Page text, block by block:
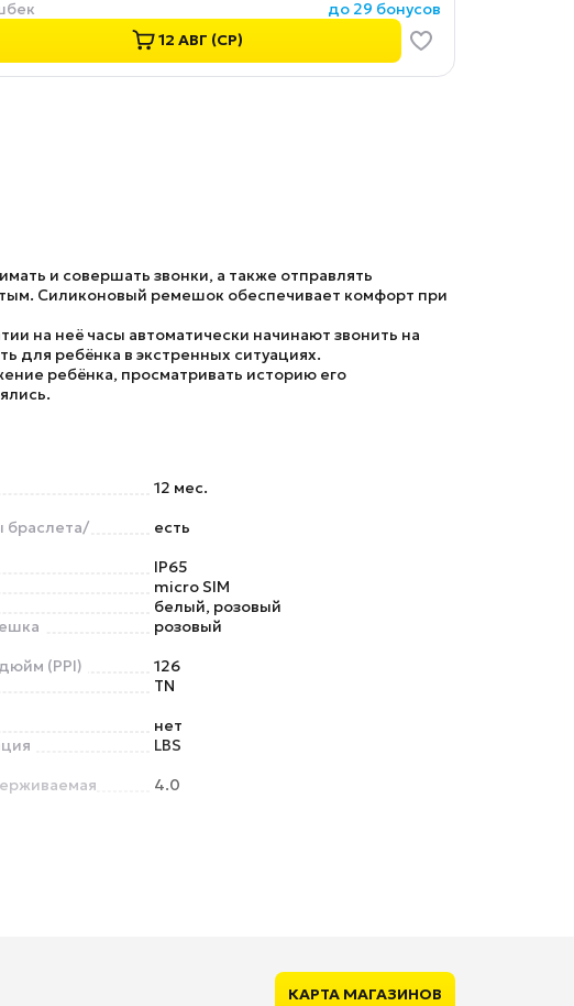
до 29 бонусов
12 АВГ (СР)
и совершать звонки, а также отправлять
Силиконовый ремешок обеспечивает комфорт при
на неё часы автоматически начинают звонить на
для ребёнка в экстренных ситуациях.
ребёнка, просматривать историю его
12 мес.
браслета/
есть
IP65
micro SIM
белый, розовый
розовый
(PPI)
126
TN
нет
LBS
4.0
КАРТА МАГАЗИНОВ